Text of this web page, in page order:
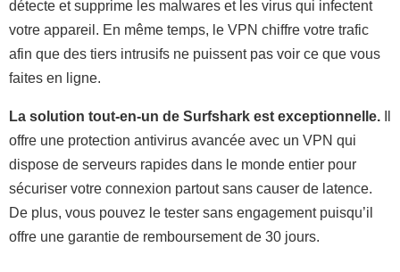
détecte et supprime les malwares et les virus qui infectent
votre appareil. En même temps, le VPN chiffre votre trafic
afin que des tiers intrusifs ne puissent pas voir ce que vous
faites en ligne.
La solution tout-en-un de Surfshark est exceptionnelle.
offre une protection antivirus avancée avec un VPN qui
dispose de serveurs rapides dans le monde entier pour
sécuriser votre connexion partout sans causer de latence.
De plus, vous pouvez le tester sans engagement puisqu’il
offre une garantie de remboursement de 30 jours.